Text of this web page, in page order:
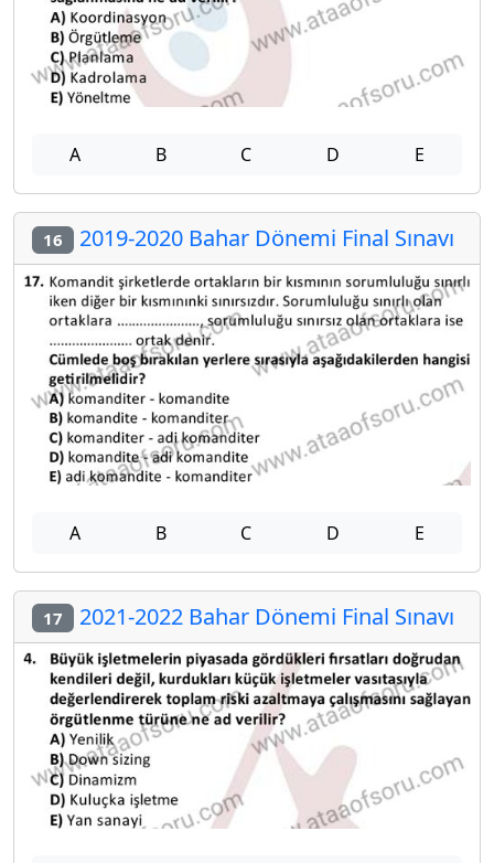
A B C D E
16 2019-2020 Bahar Dönemi Final Sınavı
A B C D E
17 2021-2022 Bahar Dönemi Final Sınavı